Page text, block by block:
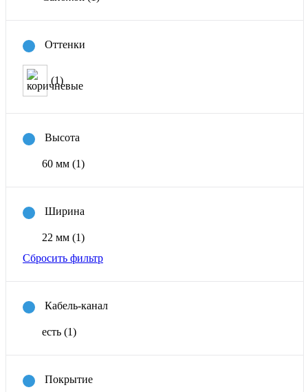
Оттенки
(1)
Высота
60 мм (1)
Ширина
22 мм (1)
Сбросить фильтр
Кабель-канал
есть (1)
Покрытие